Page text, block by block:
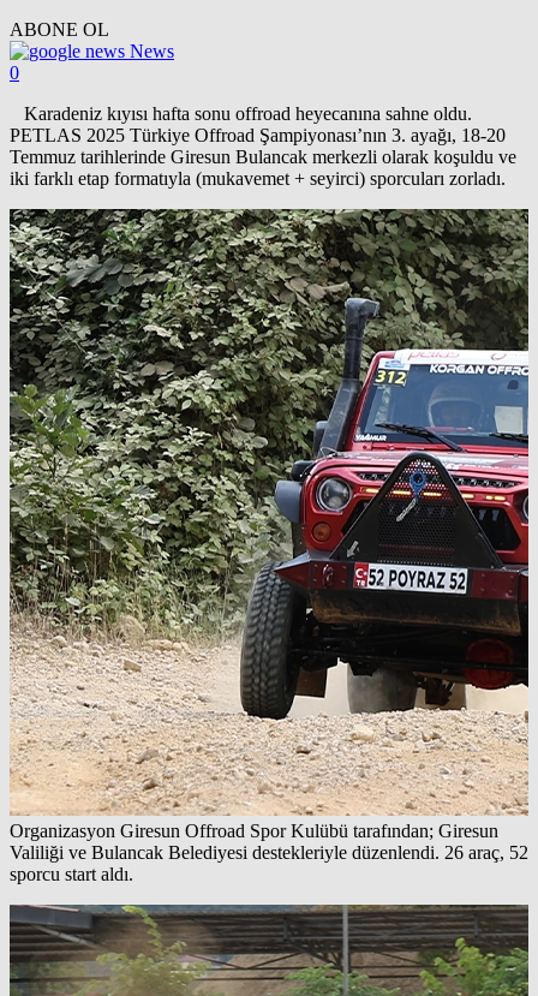
ABONE OL
News
0
Karadeniz kıyısı hafta sonu offroad heyecanına sahne oldu.
PETLAS 2025 Türkiye Offroad Şampiyonası’nın 3. ayağı, 18‑20
Temmuz tarihlerinde Giresun Bulancak merkezli olarak koşuldu ve
iki farklı etap formatıyla (mukavemet + seyirci) sporcuları zorladı.
Organizasyon Giresun Offroad Spor Kulübü tarafından; Giresun
Valiliği ve Bulancak Belediyesi destekleriyle düzenlendi. 26 araç, 52
sporcu start aldı.